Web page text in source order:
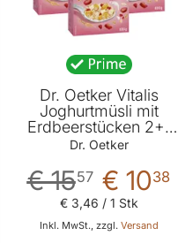
Dr. Oetker Vitalis
Joghurtmüsli mit
Erdbeerstücken 2+1
Gratis
Dr. Oetker
€ 1038
€ 1557
Inkl. MwSt., zzgl. Versand
€ 3,46 / 1 Stk